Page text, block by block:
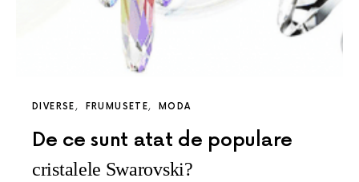
DIVERSE FRUMUSETE MODA
De ce sunt atat de populare
cristalele Swarovski?